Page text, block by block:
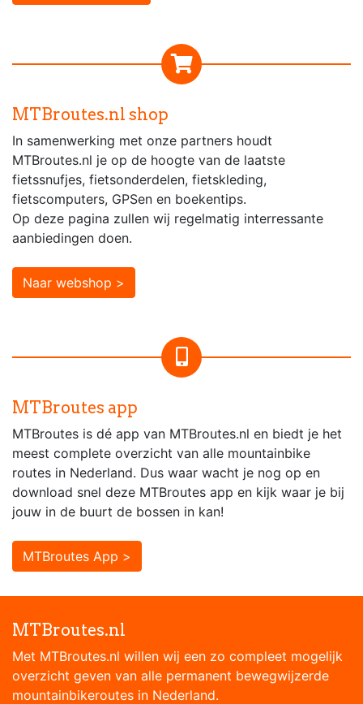
MTBroutes.nl shop
In samenwerking met onze partners houdt
MTBroutes.nl je op de hoogte van de laatste
fietssnufjes, fietsonderdelen, fietskleding,
fietscomputers, GPSen en boekentips.
Op deze pagina zullen wij regelmatig interressante
aanbiedingen doen.
Naar webshop >
MTBroutes app
MTBroutes is dé app van MTBroutes.nl en biedt je het
meest complete overzicht van alle mountainbike
routes in Nederland. Dus waar wacht je nog op en
download snel deze MTBroutes app en kijk waar je bij
jouw in de buurt de bossen in kan!
MTBroutes App >
MTBroutes.nl
Met MTBroutes.nl willen wij een zo compleet mogelijk
overzicht geven van alle permanent bewegwijzerde
mountainbikeroutes in Nederland.